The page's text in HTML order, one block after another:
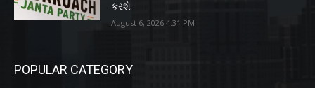
કરશે
August 6, 2026 4:31 PM
POPULAR CATEGORY